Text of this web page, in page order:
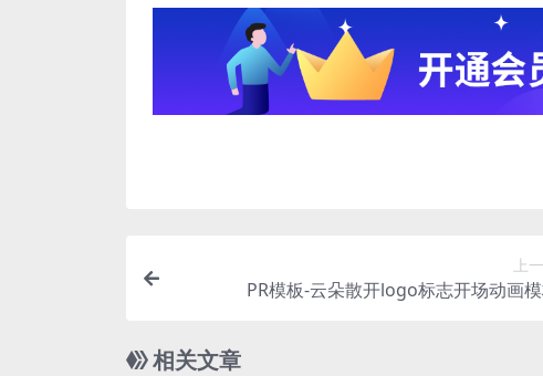
上
PR模板-云朵散开logo标志开场动画
相关文章